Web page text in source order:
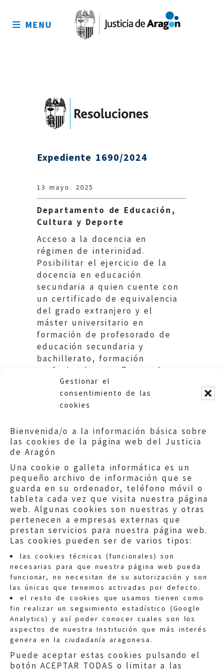
Gestionar el
consentimiento de las
cookies
Bienvenida/o a la información básica sobre
las cookies de la página web del Justicia
de Aragón
Una cookie o galleta informática es un
pequeño archivo de información que se
guarda en su ordenador, teléfono móvil o
tableta cada vez que visita nuestra página
web. Algunas cookies son nuestras y otras
pertenecen a empresas externas que
prestan servicios para nuestra página web.
Las cookies pueden ser de varios tipos:
las cookies técnicas (funcionales) son
necesarias para que nuestra página web pueda
funcionar, no necesitan de su autorización y son
las únicas que tenemos activadas por defecto.
el resto de cookies que usamos tienen como
fin realizar un seguimiento estadístico (Google
Analytics) y así poder conocer cuales son los
aspectos de nuestra Institución que más interés
genera en la ciudadanía aragonesa.
Puede aceptar estas cookies pulsando el
botón ACEPTAR TODAS o limitar a las
sitio
MENU
Expediente 1690/2024
13 mayo. 2025
Departamento de Educación,
Cultura y Deporte
Acceso a la docencia en
régimen de interinidad.
Posibilitar el ejercicio de la
docencia en educación
secundaria a quien cuente con
un certificado de equivalencia
del grado extranjero y el
máster universitario en
formación de profesorado de
educación secundaria y
bachillerato, formación
profesional y enseñanzas de
idiomas, español u homologado.
Quejas:quejas@eljusticiadearagon.es
Información general:
informacion@eljusticiadearagon.es
Teléfonos:900 210 210/